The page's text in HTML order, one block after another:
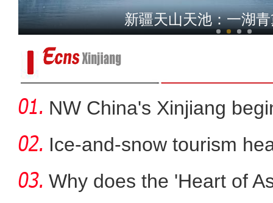
新疆雅丹地貌雪后
新疆天山天池：一湖
NW China's Xinjiang
Ice-and-snow tourism
Why does the 'Heart of